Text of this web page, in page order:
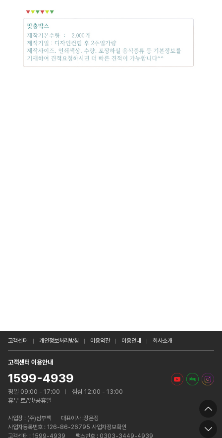
고객센터 개인정보처리방침 이용약관 이용안내 회사소개
고객센터 이용안내
1599-4939
평일 09:00 - 17:00
점심 12:00 - 13:00
휴무 토/일/공휴일
사업장 : (주)삼부팩
대표이사 :장은정
사업자등록번호 : 126-86-26795 사업자정보확인
고객센터 : 1599-4939
팩스번호 : 0303-3449-4939